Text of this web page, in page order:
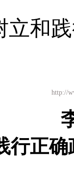
立和
http://
行正确